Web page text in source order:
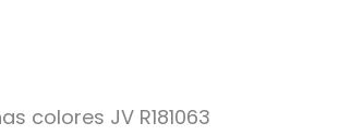
colores JV R181063